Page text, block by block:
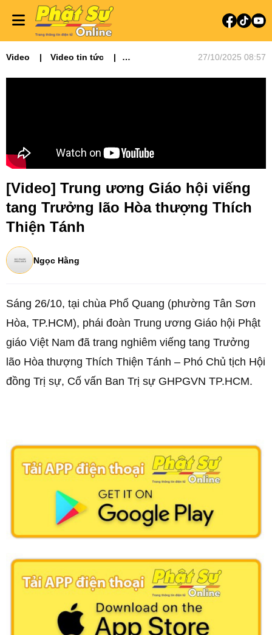
Video
Video tin tức
27/10/2025 08:57
[Video] Trung ương Giáo hội viếng
tang Trưởng lão Hòa thượng Thích
Thiện Tánh
Ngọc Hằng
Sáng 26/10, tại chùa Phổ Quang (phường Tân Sơn
Hòa, TP.HCM), phái đoàn Trung ương Giáo hội Phật
giáo Việt Nam đã trang nghiêm viếng tang Trưởng
lão Hòa thượng Thích Thiện Tánh – Phó Chủ tịch Hội
đồng Trị sự, Cố vấn Ban Trị sự GHPGVN TP.HCM.